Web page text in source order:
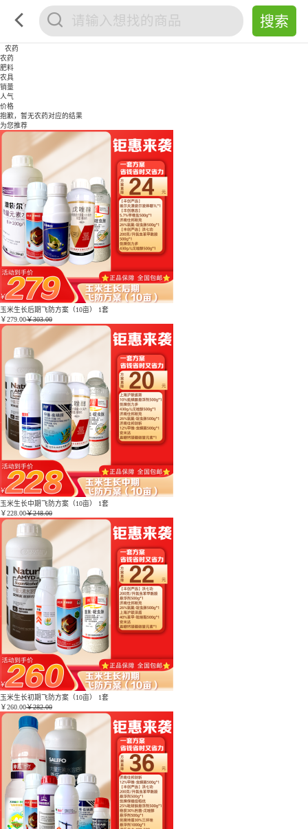
农药
农药
肥料
农具
销量
人气
价格
抱歉，暂无农药对应的结果
为您推荐
玉米生长后期飞防方案（10亩） 1套
￥279.00￥303.00
玉米生长中期飞防方案（10亩） 1套
￥228.00￥248.00
玉米生长初期飞防方案（10亩） 1套
￥260.00￥282.00